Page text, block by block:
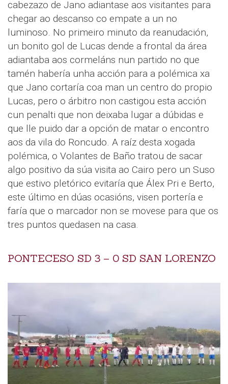
cabezazo de Jano adiantase aos visitantes para
chegar ao descanso co empate a un no
luminoso. No primeiro minuto da reanudación,
un bonito gol de Lucas dende a frontal da área
adiantaba aos cormeláns nun partido no que
tamén habería unha acción para a polémica xa
que Jano cortaría coa man un centro do propio
Lucas, pero o árbitro non castigou esta acción
cun penalti que non deixaba lugar a dúbidas e
que lle puido dar a opción de matar o encontro
aos da vila do Roncudo. A raíz desta xogada
polémica, o Volantes de Baño tratou de sacar
algo positivo da súa visita ao Cairo pero un Suso
que estivo pletórico evitaría que Álex Pri e Berto,
este último en dúas ocasións, visen portería e
faría que o marcador non se movese para que os
tres puntos quedasen na casa.
PONTECESO SD 3 – 0 SD SAN LORENZO